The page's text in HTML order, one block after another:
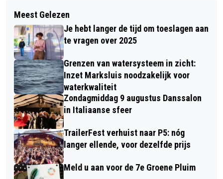
DE PONTJESDAGEN KEREN TERUG OP
22, 23 EN 24 MEI
BRILARMOEDE: TOT WEL 6,8% VAN DE
NOORD-BRABANTSE 65-PLUSSERS
ZIET SLECHT ONDANKS BRIL OF
LENZEN
Meest Gelezen
Je hebt langer de tijd om toeslagen aan
te vragen over 2025
Grenzen van watersysteem in zicht:
Inzet Marksluis noodzakelijk voor
waterkwaliteit
Zondagmiddag 9 augustus Danssalon
in Italiaanse sfeer
TrailerFest verhuist naar P5: nóg
langer ellende, voor dezelfde prijs
Meld u aan voor de 7e Groene Pluim